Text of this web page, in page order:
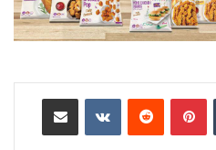
بينتيريست
مشاركة عبر البريد